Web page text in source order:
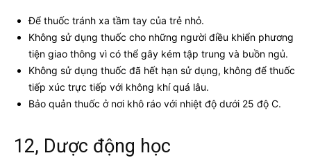
Để thuốc tránh xa tầm tay của trẻ nhỏ.
Không sử dụng thuốc cho những người điều khiển phương
tiện giao thông vì có thể gây kém tập trung và buồn ngủ.
Không sử dụng thuốc đã hết hạn sử dụng, không để thuốc
tiếp xúc trực tiếp với không khí quá lâu.
Bảo quản thuốc ở nơi khô ráo với nhiệt độ dưới 25 độ C.
12, Dược động học